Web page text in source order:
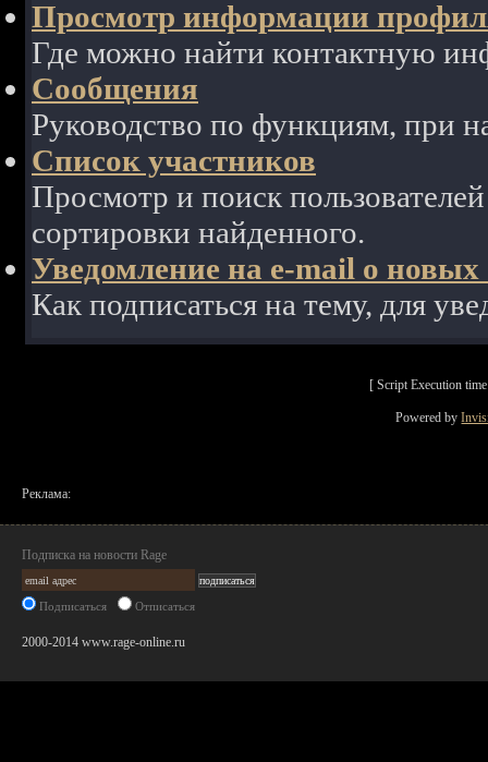
Просмотр информации
Где можно найти контактную
Сообщения
Руководство по функциям, при
Список участников
Просмотр и поиск
сортировки найденного.
Уведомление на e-mail о
Как подписаться на тему, для
[ Script Execution
Powered by
Реклама:
Подписка на новости Rage
Подписаться Отписаться
2000-2014 www.rage-online.ru